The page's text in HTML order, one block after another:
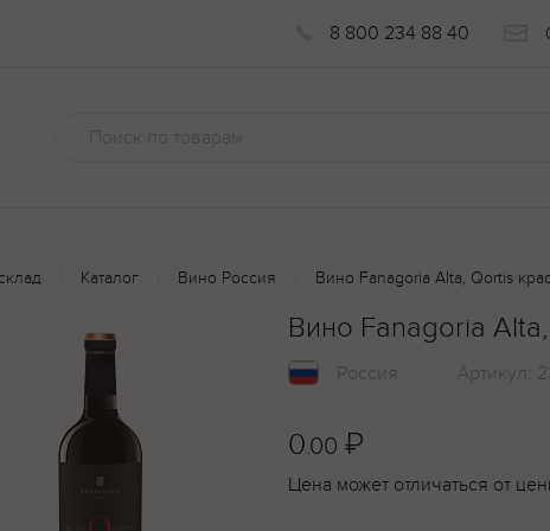
8 800 234 88 40
Каталог Вино Россия Вино Fanagoria Alta, Qortis
Вино Fanagoria
Россия Артикул:
0.00 ₽
Цена может отличаться от